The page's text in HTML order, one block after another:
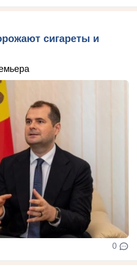
сигареты и
0